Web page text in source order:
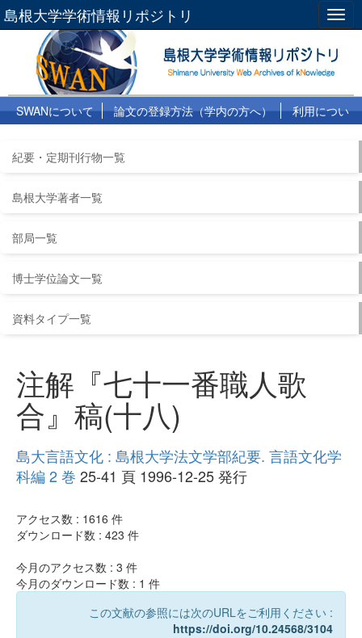
島根大学学術情報リポジトリ
SWANについて 論文の登録方法（学内の方へ）
利用につい
紀要・定期刊行物一覧
島根大学著者一覧
部局一覧
博士学位論文一覧
資料タイプ一覧
注解『七十一番職人歌
合』稿(十八)
島大言語文化 : 島根大学法文学部紀要. 言語文化学
科編 2 巻 25-41 頁 1996-12-25 発行
アクセス数 : 1616 件
ダウンロード数 : 423 件
今月のアクセス数 : 3 件
今月のダウンロード数 : 1 件
この文献の参照には次のURLをご利用ください :
https://doi.org/10.24568/3104